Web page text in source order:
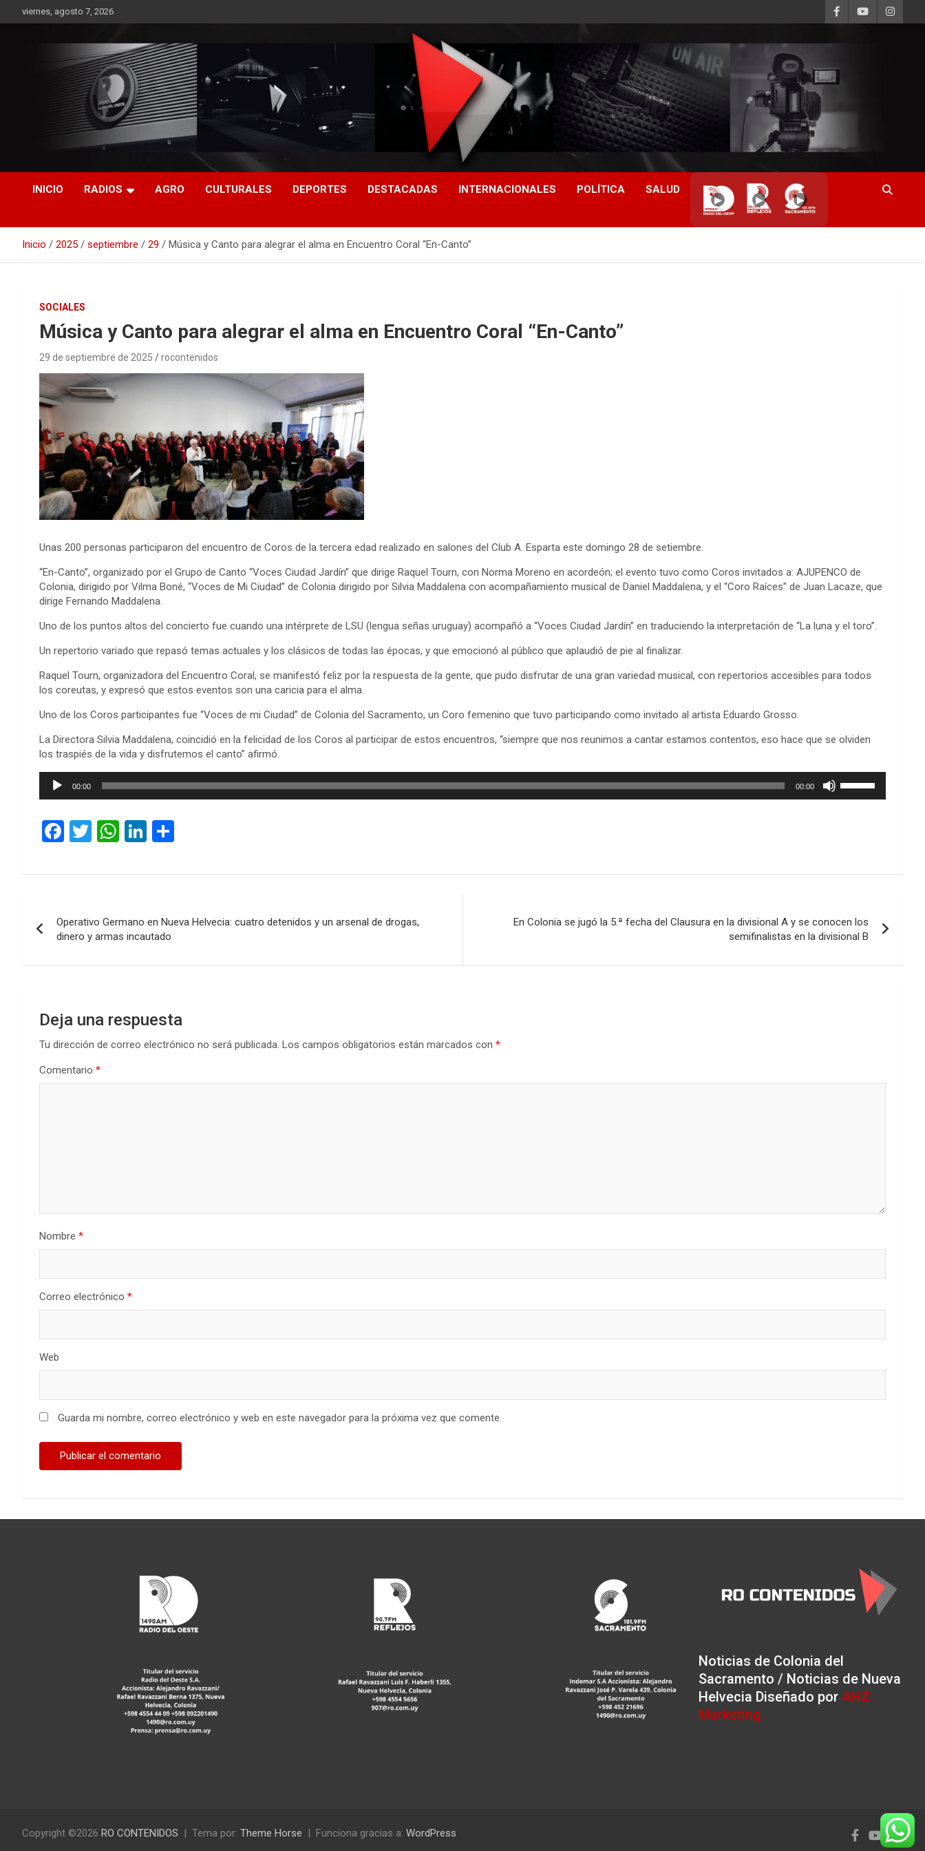
al
viernes, agosto 7, 2026
RO CONTENIDOS
INICIO RADIOS AGRO CULTURALES DEPORTES DESTACADAS INTERNACIONALES POLÍTICA SALUD
▶ ▶ ▶
Inicio 2025 septiembre 29 Música y Canto para alegrar el alma en Encuentro Coral “En-Canto”
SOCIALES
Música y Canto para alegrar el alma en Encuentro Coral “En-Canto”
29 de septiembre de 2025 rocontenidos
Unas 200 personas participaron del encuentro de Coros de la tercera edad realizado en salones del Club A. Esparta este domingo 28 de setiembre.
“En-Canto”, organizado por el Grupo de Canto “Voces Ciudad Jardín” que dirige Raquel Tourn, con Norma Moreno en acordeón; el evento tuvo como Coros invitados a: AJUPENCO de
Colonia, dirigido por Vilma Boné, “Voces de Mi Ciudad” de Colonia dirigido por Silvia Maddalena con acompañamiento musical de Daniel Maddalena, y el “Coro Raíces” de Juan Lacaze, que
dirige Fernando Maddalena.
Uno de los puntos altos del concierto fue cuando una intérprete de LSU (lengua señas uruguay) acompañó a “Voces Ciudad Jardín” en traduciendo la interpretación de “La luna y el toro”.
Un repertorio variado que repasó temas actuales y los clásicos de todas las épocas, y que emocionó al público que aplaudió de pie al finalizar.
Raquel Tourn, organizadora del Encuentro Coral, se manifestó feliz por la respuesta de la gente, que pudo disfrutar de una gran variedad musical, con repertorios accesibles para todos
los coreutas, y expresó que estos eventos son una caricia para el alma.
Uno de los Coros participantes fue “Voces de mi Ciudad” de Colonia del Sacramento, un Coro femenino que tuvo participando como invitado al artista Eduardo Grosso.
La Directora Silvia Maddalena, coincidió en la felicidad de los Coros al participar de estos encuentros, “siempre que nos reunimos a cantar estamos contentos, eso hace que se olviden
los traspiés de la vida y disfrutemos el canto” afirmó.
Reproductor
00:00 00:00
el
volumen.
F
ce
o
o
k
T
tt
W
at
A
p
p
Li
ke
n
m
ar
de
entradas
Operativo Germano en Nueva Helvecia: cuatro detenidos y un arsenal de drogas,
dinero y armas incautado
En Colonia se jugó la 5.ª fecha del Clausura en la divisional A y se conocen los
semifinalistas en la divisional B
Deja una respuesta
Tu dirección de correo electrónico no será publicada. Los campos obligatorios están marcados con *
Comentario *
Nombre *
Correo electrónico *
Web
Guarda mi nombre, correo electrónico y web en este navegador para la próxima vez que comente.
Noticias de Colonia del
Sacramento / Noticias de Nueva
Helvecia Diseñado por AHZ
Marketing
Copyright ©2026 RO CONTENIDOS Tema por: Theme Horse Funciona gracias a: WordPress